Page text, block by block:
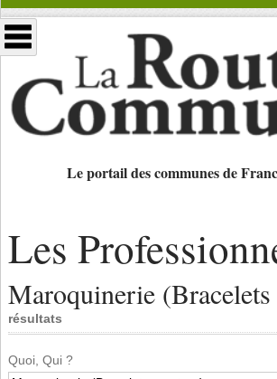
Le portail des communes de
Les
Maroquinerie
résultats
Quoi, Qui ?